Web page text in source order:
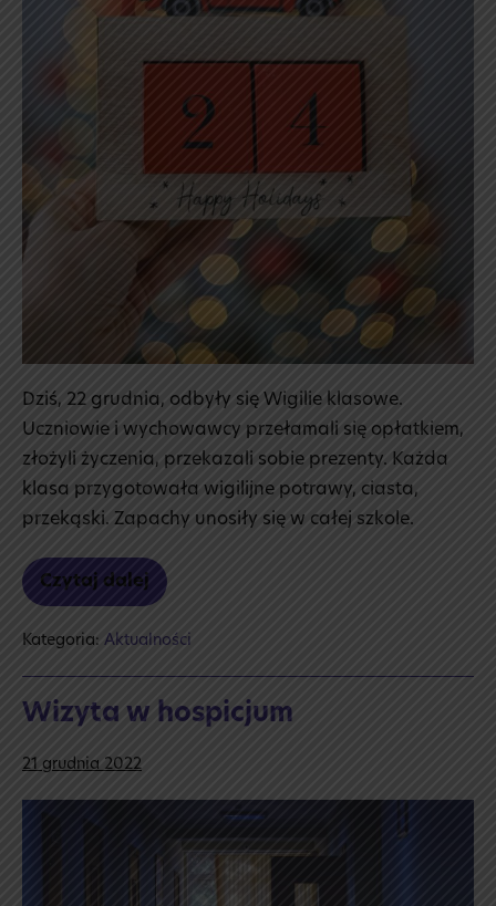
Dziś, 22 grudnia, odbyły się Wigilie klasowe.
Uczniowie i wychowawcy przełamali się opłatkiem,
złożyli życzenia, przekazali sobie prezenty. Każda
klasa przygotowała wigilijne potrawy, ciasta,
przekąski. Zapachy unosiły się w całej szkole.
Czytaj dalej
Wigilie
klasowe
Kategoria: Aktualności
Wizyta w hospicjum
21 grudnia 2022
Wizyta